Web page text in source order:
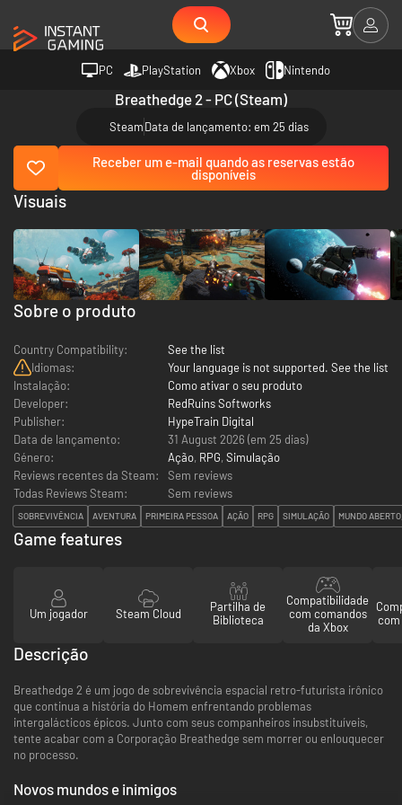
PC PlayStation Xbox Nintendo
Breathedge 2 - PC (Steam)
SteamData de lançamento: em 25 dias
Receber um e-mail quando as reservas estão
disponíveis
Sobre o produto
Country Compatibility:
See the list
Idiomas:
Your language is not supported. See the list
Instalação:
Como ativar o seu produto
Developer:
RedRuins Softworks
Publisher:
HypeTrain Digital
Data de lançamento:
31 August 2026 (em 25 dias)
Género:
Ação, RPG, Simulação
Reviews recentes da Steam:
Sem reviews
Todas Reviews Steam:
Sem reviews
SOBREVIVÊNCIA AVENTURA PRIMEIRA PESSOA AÇÃO RPG SIMULAÇÃO MUNDO
Visuais
Game features
Um jogador Steam Cloud
Partilha de
Biblioteca
Compatibilidade
com comandos
da Xbox
com
Descrição
Breathedge 2 é um jogo de sobrevivência espacial retro-futurista irônico
que continua a história do Homem enfrentando problemas
intergalácticos épicos. Junto com seus companheiros insubstituíveis,
tente acabar com a Corporação Breathedge sem morrer ou enlouquecer
no processo.
Novos mundos e inimigos